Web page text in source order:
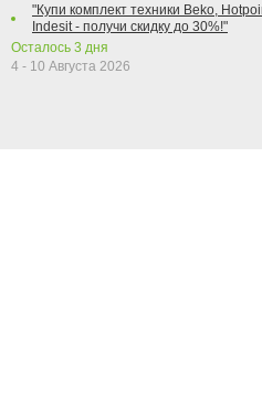
"Купи комплект техники Beko,
Indesit - получи скидку до 30%!"
Осталось 3 дня
4 - 10 Августа 2026